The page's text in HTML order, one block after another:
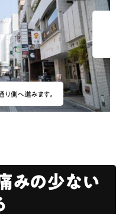
側へ進みます。
みの少ない